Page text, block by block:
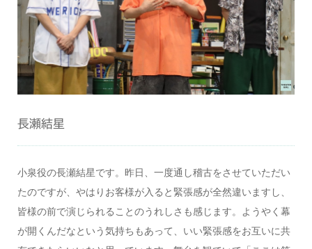
長瀬結星
小泉役の長瀬結星です。昨日、一度通し稽古をさせていただい
たのですが、やはりお客様が入ると緊張感が全然違いますし、
皆様の前で演じられることのうれしさも感じます。ようやく幕
が開くんだなという気持ちもあって、いい緊張感をお互いに共